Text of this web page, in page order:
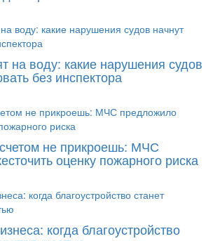
на воду: какие нарушения судов
без инспектора
не прикроешь: МЧС
оценку пожарного риска
когда благоустройство